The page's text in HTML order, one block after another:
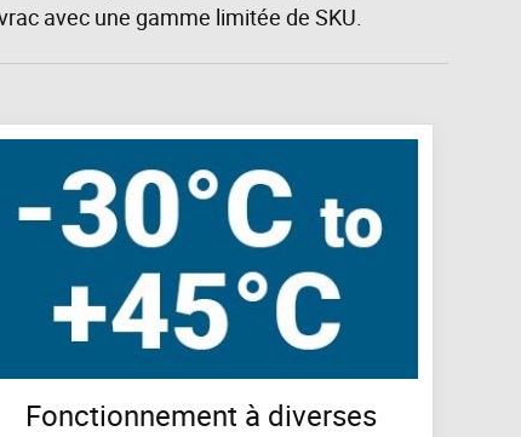
avec une gamme limitée de SKU.
Fonctionnement à diverses